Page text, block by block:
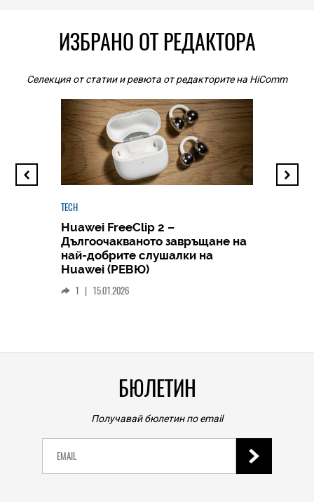
ИЗБРАНО ОТ РЕДАКТОРА
Селекция от статии и ревюта от редакторите на HiComm
TECH
Huawei FreeClip 2 –
Дългоочакваното завръщане на
най-добрите слушалки на
Huawei (РЕВЮ)
1 | 15.01.2026
БЮЛЕТИН
Получавай бюлетин по email